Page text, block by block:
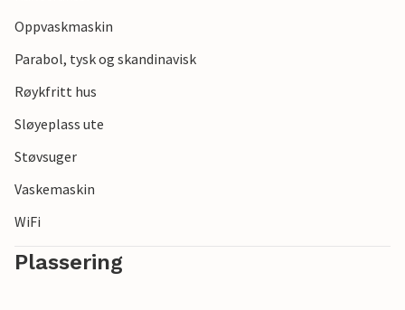
Oppvaskmaskin
Parabol, tysk og skandinavisk
Røykfritt hus
Sløyeplass ute
Støvsuger
Vaskemaskin
WiFi
Plassering